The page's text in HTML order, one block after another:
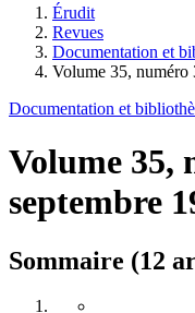
Érudit
Revues
Documentation et
Volume 35, numéro
Documentation et
Volume 35,
septembre
Sommaire (12